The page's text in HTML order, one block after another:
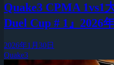
Quake3 CPMA 1vs1
Duel Cup # 1』2026
2026年1月30日
Quake3